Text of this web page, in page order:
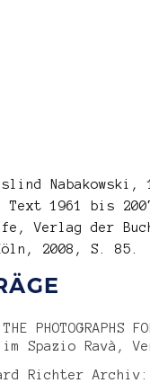
Nabakowski,
Text 1961 bis
Verlag der
2008, S. 85.
PHOTOGRAPHS
im Spazio Ravà,
Richter Archiv: